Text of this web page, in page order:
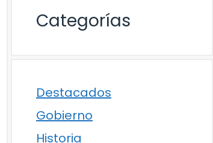
Categorías
Destacados
Gobierno
Historia